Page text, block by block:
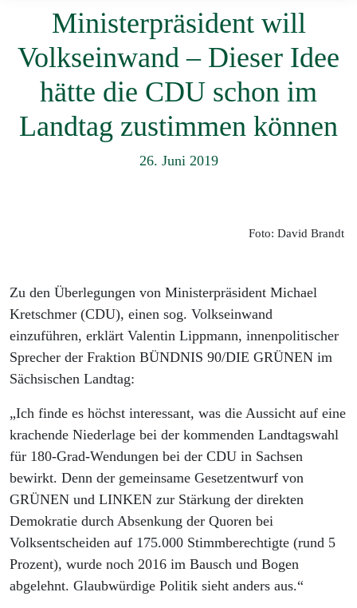
Ministerpräsident will
Volkseinwand – Dieser Idee
hätte die CDU schon im
Landtag zustimmen können
26. Juni 2019
Foto: David Brandt
Zu den Überlegungen von Ministerpräsident Michael
Kretschmer (CDU), einen sog. Volkseinwand
einzuführen, erklärt Valentin Lippmann, innenpolitischer
Sprecher der Fraktion BÜNDNIS 90/DIE GRÜNEN im
Sächsischen Landtag:
„Ich finde es höchst interessant, was die Aussicht auf eine
krachende Niederlage bei der kommenden Landtagswahl
für 180-Grad-Wendungen bei der CDU in Sachsen
bewirkt. Denn der gemeinsame Gesetzentwurf von
GRÜNEN und LINKEN zur Stärkung der direkten
Demokratie durch Absenkung der Quoren bei
Volksentscheiden auf 175.000 Stimmberechtigte (rund 5
Prozent), wurde noch 2016 im Bausch und Bogen
abgelehnt. Glaubwürdige Politik sieht anders aus.“